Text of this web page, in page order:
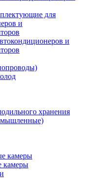
для
и
и
хранения
камеры
камеры